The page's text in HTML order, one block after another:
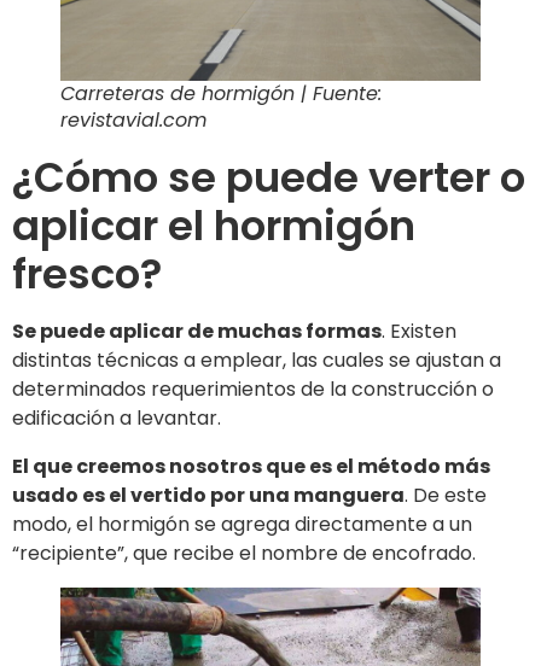
Carreteras de hormigón | Fuente:
revistavial.com
¿Cómo se puede verter o
aplicar el hormigón
fresco?
Se puede aplicar de muchas formas. Existen
distintas técnicas a emplear, las cuales se ajustan a
determinados requerimientos de la construcción o
edificación a levantar.
El que creemos nosotros que es el método más
usado es el vertido por una manguera. De este
modo, el hormigón se agrega directamente a un
“recipiente”, que recibe el nombre de encofrado.